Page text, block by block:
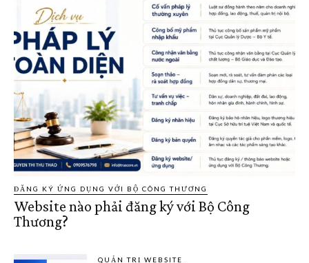
ĐĂNG KÝ ỨNG DỤNG VỚI BỘ CÔNG THƯƠNG
Website nào phải đăng ký với Bộ Công
Thương?
QUẢN TRỊ WEBSITE